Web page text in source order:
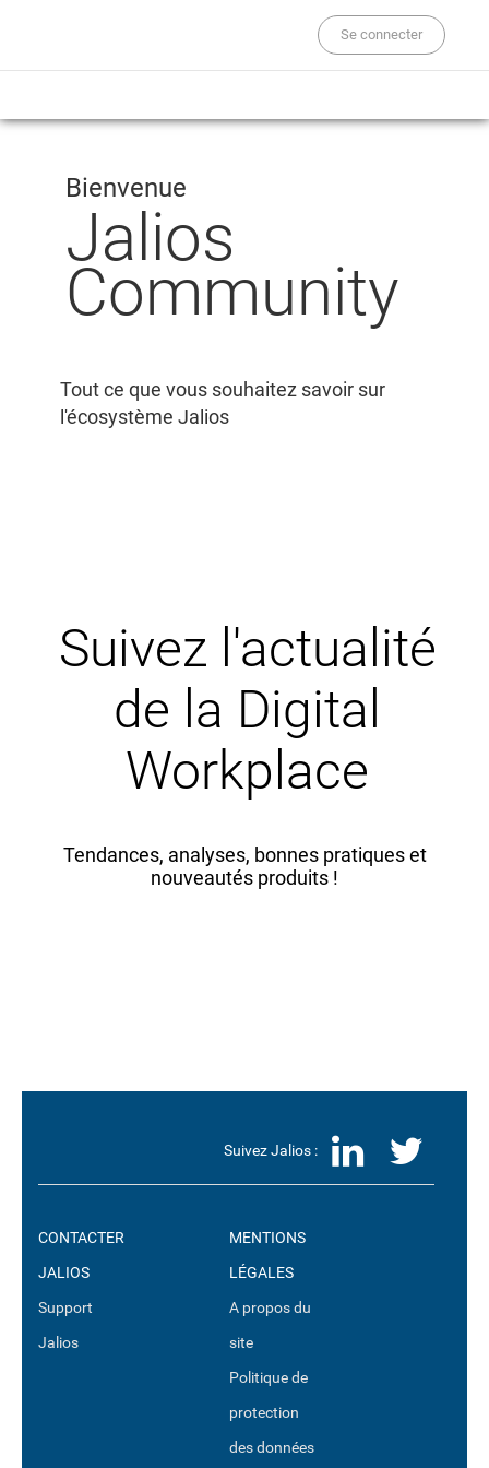
Se connecter
Bienvenue
Jalios
Community
Tout ce que vous souhaitez savoir sur
l'écosystème Jalios
Suivez l'actualité
de la Digital
Workplace
Tendances, analyses, bonnes pratiques et
nouveautés produits !
Suivez Jalios :
CONTACTER
JALIOS
Support
Jalios
MENTIONS
LÉGALES
A propos du
site
Politique de
protection
des données